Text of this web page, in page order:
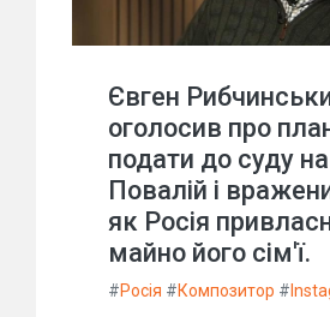
Євген
оголосив про
подати до суду на
Повалій і
як Росія
майно його сім'ї.
#Росія #Композитор #